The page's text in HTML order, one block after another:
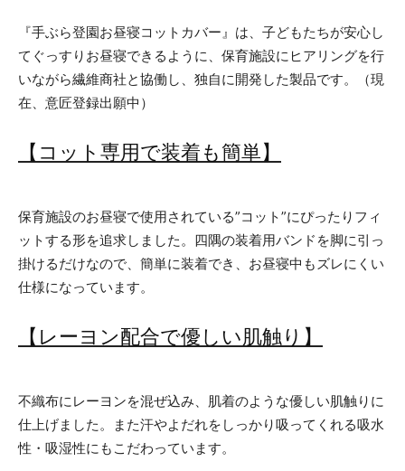
『手ぶら登園お昼寝コットカバー』は、子どもたちが安心し
てぐっすりお昼寝できるように、保育施設にヒアリングを行
いながら繊維商社と協働し、独自に開発した製品です。（現
在、意匠登録出願中）
【コット専用で装着も簡単】
保育施設のお昼寝で使用されている”コット”にぴったりフィ
ットする形を追求しました。四隅の装着用バンドを脚に引っ
掛けるだけなので、簡単に装着でき、お昼寝中もズレにくい
仕様になっています。
【レーヨン配合で優しい肌触り】
不織布にレーヨンを混ぜ込み、肌着のような優しい肌触りに
仕上げました。また汗やよだれをしっかり吸ってくれる吸水
性・吸湿性にもこだわっています。